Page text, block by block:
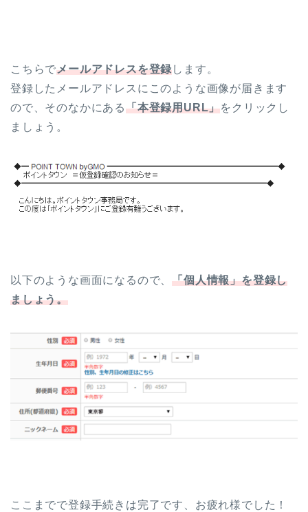
こちらでメールアドレスを登録します。
登録したメールアドレスにこのような画像が届きます
ので、そのなかにある「本登録用URL」をクリックし
ましょう。
以下のような画面になるので、「個人情報」を登録し
ましょう。
ここまでで登録手続きは完了です、お疲れ様でした！